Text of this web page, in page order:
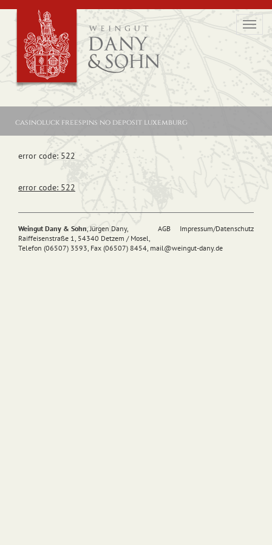
casinoluck freespins no deposit luxemburg
error code: 522
error code: 522
AGB Impressum/Datenschutz
Weingut Dany & Sohn, Jürgen Dany,
Raiffeisenstraße 1, 54340 Detzem / Mosel,
Telefon (06507) 3593, Fax (06507) 8454, mail@weingut-dany.de